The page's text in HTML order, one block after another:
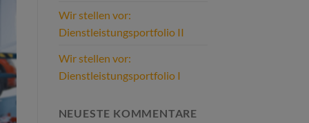
Wir stellen vor:
Dienstleistungsportfolio II
Wir stellen vor:
Dienstleistungsportfolio I
NEUESTE KOMMENTARE